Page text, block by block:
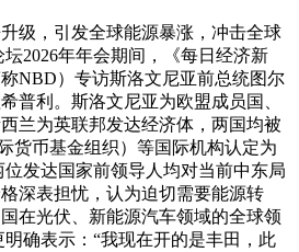
级，引发全球能源暴涨，冲击全球
2026年年会期间，《每日经济新
NBD）专访斯洛文尼亚前总统图尔
普利。斯洛文尼亚为欧盟成员国、
兰为英联邦发达经济体，两国均被
货币基金组织）等国际机构认定为
发达国家前领导人均对当前中东局
深表担忧，认为迫切需要能源转
在光伏、新能源汽车领域的全球领
确表示：“我现在开的是丰田，此